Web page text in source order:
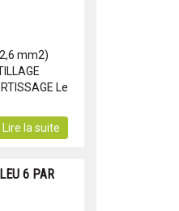
mm2)
Le
Lire la suite
6 PAR